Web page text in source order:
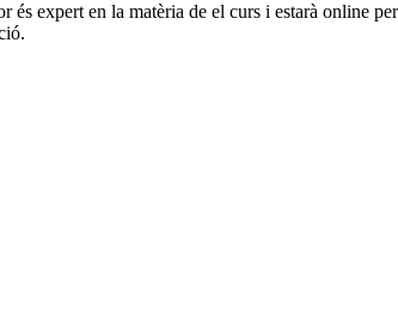
expert en la matèria de el curs i estarà online